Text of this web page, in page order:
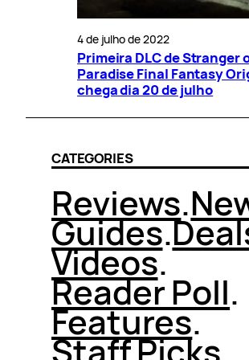
4 de julho de 2022
Primeira DLC de Stranger
Paradise Final Fantasy
chega dia 20 de julho
CATEGORIES
Reviews.
Guides.
Videos.
Reader Poll.
Features.
Staff Picks